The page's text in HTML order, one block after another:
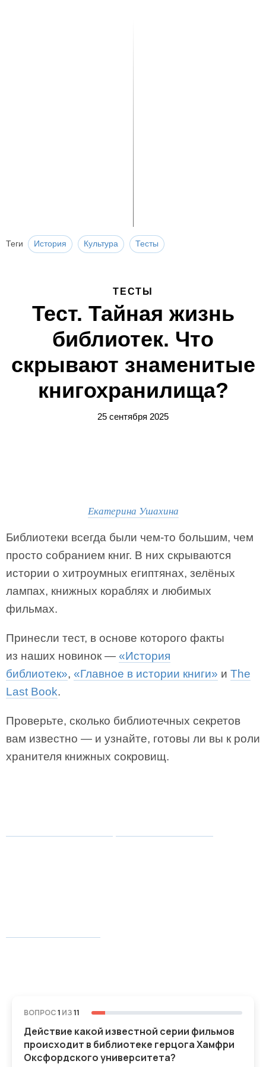
Теги История Культура Тесты
ТЕСТЫ
Тест. Тайная жизнь
библиотек. Что
скрывают знаменитые
книгохранилища?
25 сентября 2025
Екатерина Ушахина
Библиотеки всегда были чем-то большим, чем
просто собранием книг. В них скрываются
истории о хитроумных египтянах, зелёных
лампах, книжных кораблях и любимых
фильмах.
Принесли тест, в основе которого факты
из наших новинок — «История
библиотек», «Главное в истории книги» и The
Last Book.
Проверьте, сколько библиотечных секретов
вам известно — и узнайте, готовы ли вы к роли
хранителя книжных сокровищ.